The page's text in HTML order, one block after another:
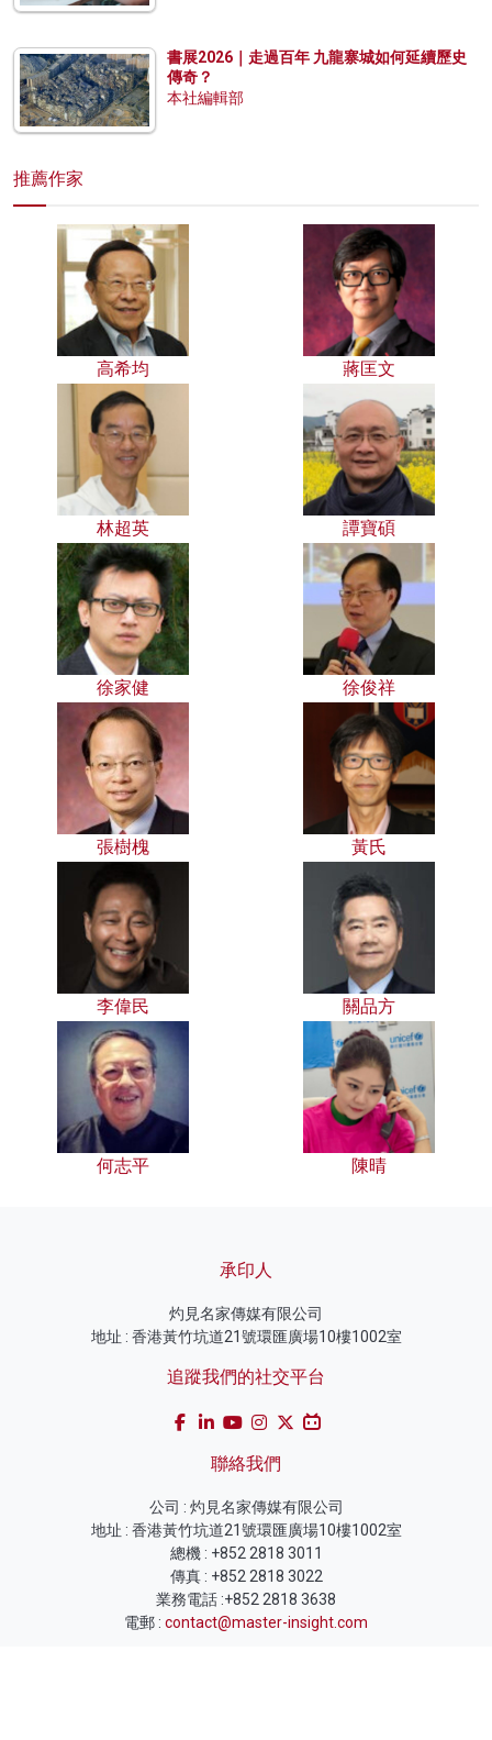
書展2026｜走過百年 九龍寨城如何延續歷史
傳奇？
本社編輯部
推薦作家
高希均 蔣匡文
林超英 譚寶碩
徐家健 徐俊祥
張樹槐 黃氏
李偉民 關品方
何志平 陳晴
承印人
灼見名家傳媒有限公司
地址 : 香港黃竹坑道21號環匯廣場10樓1002室
追蹤我們的社交平台
聯絡我們
公司 : 灼見名家傳媒有限公司
地址 : 香港黃竹坑道21號環匯廣場10樓1002室
總機 : +852 2818 3011
傳真 : +852 2818 3022
業務電話 :+852 2818 3638
電郵 : contact@master-insight.com